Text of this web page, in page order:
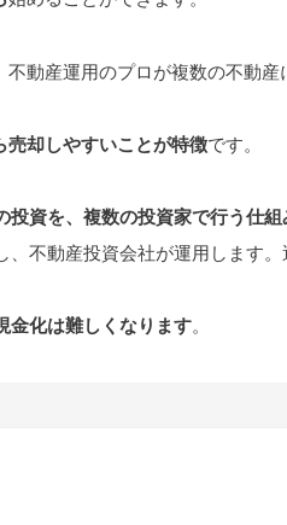
動産運用のプロが複数の不動産
売却しやすいことが特徴です。
投資を、複数の投資家で行う仕組
不動産投資会社が運用します
金化は難しくなります。